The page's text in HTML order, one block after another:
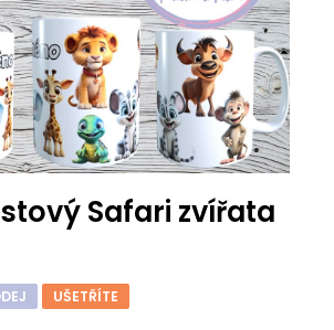
Safari zvířata
UŠETŘÍTE